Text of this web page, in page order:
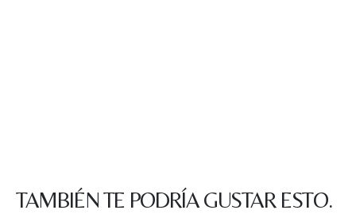
TAMBIÉN TE PODRÍA GUSTAR ESTO.